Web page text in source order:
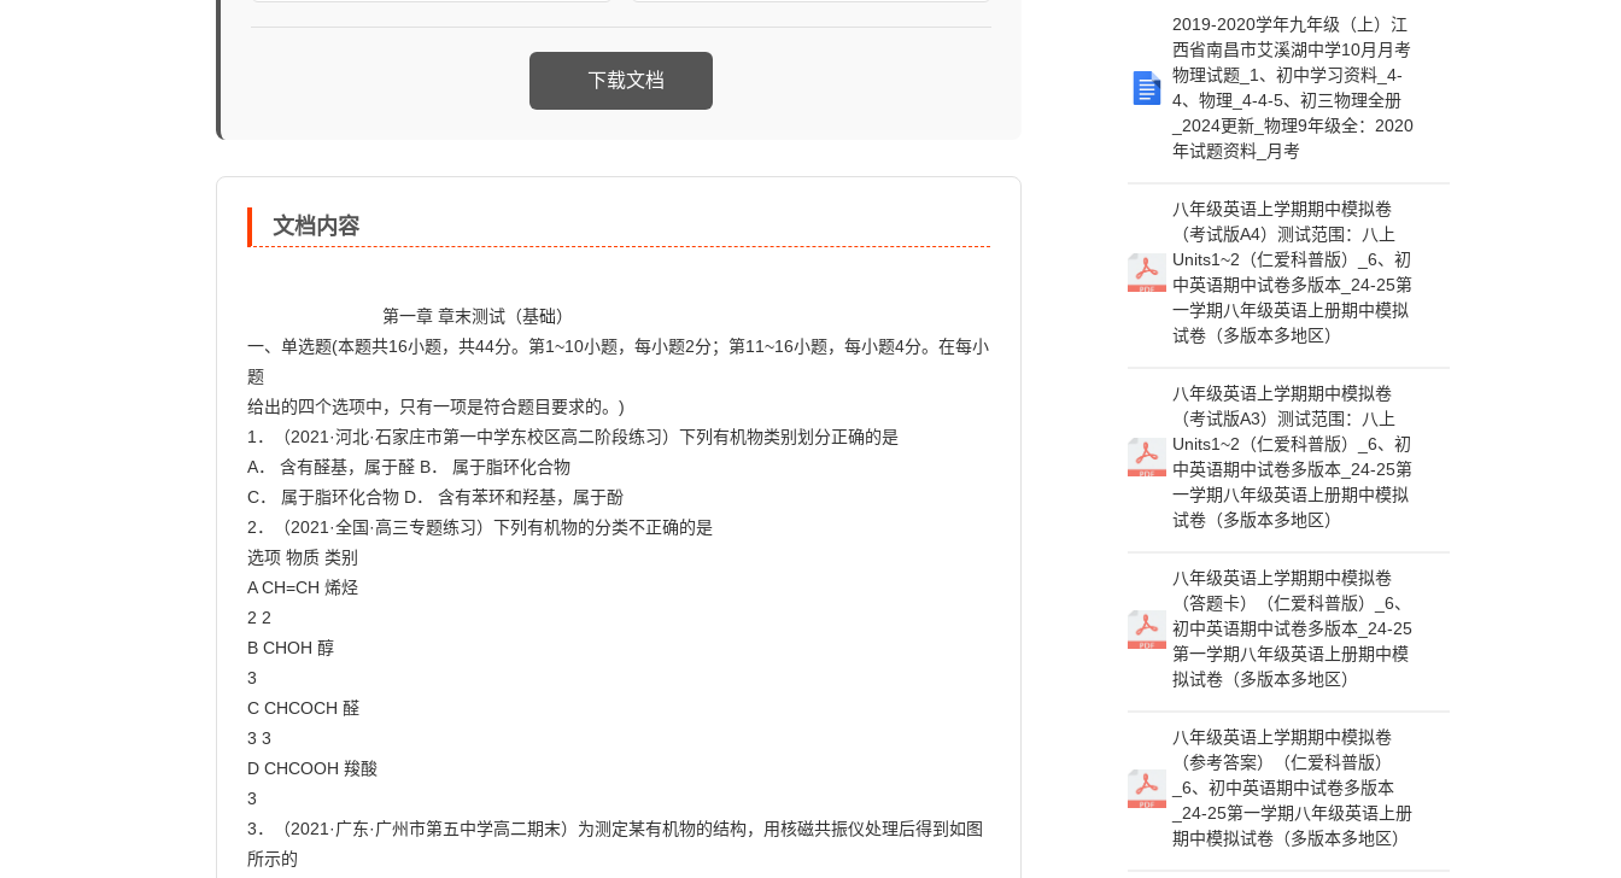
下载文档
文档内容
                            第一章 章末测试（基础）
一、单选题(本题共16小题，共44分。第1~10小题，每小题2分；第11~16小题，每小题4分。在每小
题
给出的四个选项中，只有一项是符合题目要求的。)
1．（2021·河北·石家庄市第一中学东校区高二阶段练习）下列有机物类别划分正确的是
A． 含有醛基，属于醛 B． 属于脂环化合物
C． 属于脂环化合物 D． 含有苯环和羟基，属于酚
2．（2021·全国·高三专题练习）下列有机物的分类不正确的是
选项 物质 类别
A CH=CH 烯烃
2 2
B CHOH 醇
3
C CHCOCH 醛
3 3
D CHCOOH 羧酸
3
3．（2021·广东·广州市第五中学高二期末）为测定某有机物的结构，用核磁共振仪处理后得到如图
所示的
2019-2020学年九年级（上）江
西省南昌市艾溪湖中学10月月考
物理试题_1、初中学习资料_4-
4、物理_4-4-5、初三物理全册
_2024更新_物理9年级全：2020
年试题资料_月考
八年级英语上学期期中模拟卷
（考试版A4）测试范围：八上
Units1~2（仁爱科普版）_6、初
中英语期中试卷多版本_24-25第
一学期八年级英语上册期中模拟
试卷（多版本多地区）
八年级英语上学期期中模拟卷
（考试版A3）测试范围：八上
Units1~2（仁爱科普版）_6、初
中英语期中试卷多版本_24-25第
一学期八年级英语上册期中模拟
试卷（多版本多地区）
八年级英语上学期期中模拟卷
（答题卡）（仁爱科普版）_6、
初中英语期中试卷多版本_24-25
第一学期八年级英语上册期中模
拟试卷（多版本多地区）
八年级英语上学期期中模拟卷
（参考答案）（仁爱科普版）
_6、初中英语期中试卷多版本
_24-25第一学期八年级英语上册
期中模拟试卷（多版本多地区）